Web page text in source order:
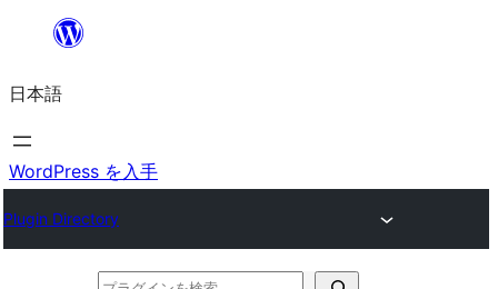
を
ス
キ
プ
日本語
WordPress を入手
Plugin Directory